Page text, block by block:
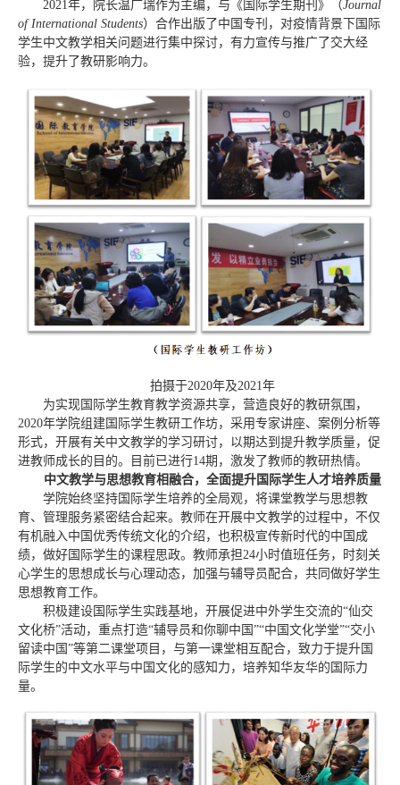
2021年，院长温广瑞作为主编，与《国际学生期刊》（Journal
of International Students）合作出版了中国专刊，对疫情背景下国际
学生中文教学相关问题进行集中探讨，有力宣传与推广了交大经
验，提升了教研影响力。
拍摄于2020年及2021年
为实现国际学生教育教学资源共享，营造良好的教研氛围，
2020年学院组建国际学生教研工作坊，采用专家讲座、案例分析等
形式，开展有关中文教学的学习研讨，以期达到提升教学质量，促
进教师成长的目的。目前已进行14期，激发了教师的教研热情。
中文教学与思想教育相融合，全面提升国际学生人才培养质量
学院始终坚持国际学生培养的全局观，将课堂教学与思想教
育、管理服务紧密结合起来。教师在开展中文教学的过程中，不仅
有机融入中国优秀传统文化的介绍，也积极宣传新时代的中国成
绩，做好国际学生的课程思政。教师承担24小时值班任务，时刻关
心学生的思想成长与心理动态，加强与辅导员配合，共同做好学生
思想教育工作。
积极建设国际学生实践基地，开展促进中外学生交流的“仙交
文化桥”活动，重点打造“辅导员和你聊中国”“中国文化学堂”“交小
留读中国”等第二课堂项目，与第一课堂相互配合，致力于提升国
际学生的中文水平与中国文化的感知力，培养知华友华的国际力
量。